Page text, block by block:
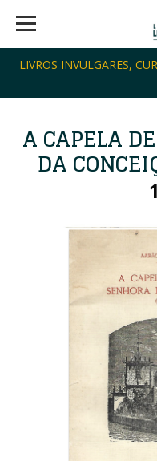
LIVROS INVULGARES,
A CAPELA
DA